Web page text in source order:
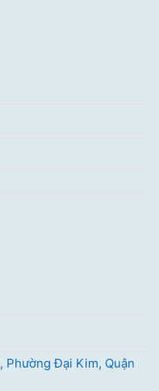
Phường Đại Kim, Quận